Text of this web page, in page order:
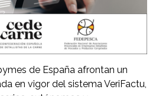
de España afrontan un
en vigor del sistema VeriFactu,